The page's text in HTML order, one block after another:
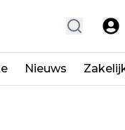
Nieuws